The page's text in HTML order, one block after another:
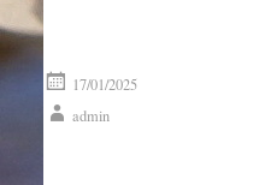
17/01/2025
admin